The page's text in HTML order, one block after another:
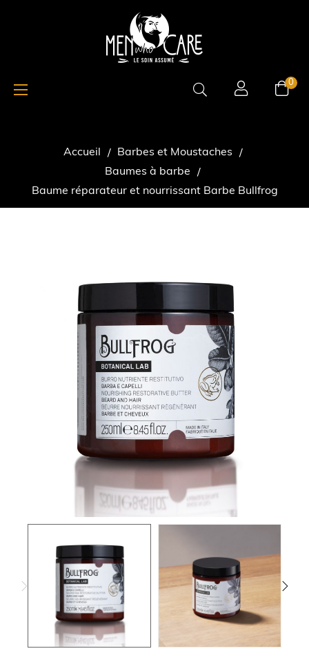
0
Basculer
la
☰
Accueil
Barbes et Moustaches
Baumes à barbe
Baume réparateur et nourrissant Barbe Bullfrog